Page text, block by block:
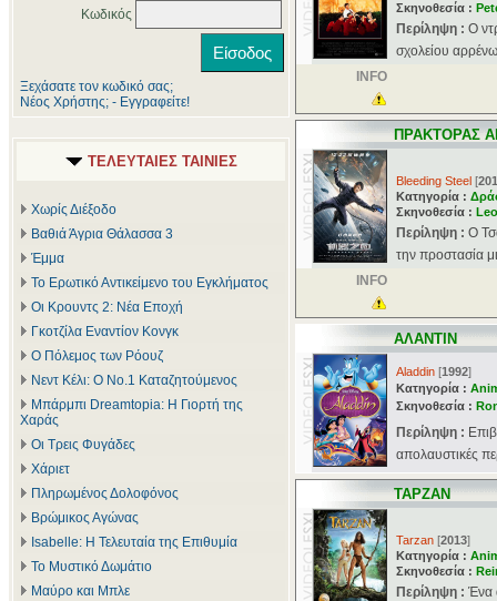
Κωδικός
Ξεχάσατε τον κωδικό σας;
Νέος Χρήστης; - Εγγραφείτε!
ΤΕΛΕΥΤΑΙΕΣ ΤΑΙΝΙΕΣ
Χωρίς Διέξοδο
Βαθιά Άγρια Θάλασσα 3
Έμμα
Το Ερωτικό Αντικείμενο του Εγκλήματος
Οι Κρουντς 2: Νέα Εποχή
Γκοτζίλα Εναντίον Κονγκ
Ο Πόλεμος των Ρόουζ
Νεντ Κέλι: Ο Νο.1 Καταζητούμενος
Μπάρμπι Dreamtopia: Η Γιορτή της
Χαράς
Οι Τρεις Φυγάδες
Χάριετ
Πληρωμένος Δολοφόνος
Βρώμικος Αγώνας
Isabelle: Η Τελευταία της Επιθυμία
Το Μυστικό Δωμάτιο
Μαύρο και Μπλε
Σκηνοθεσία :
Περίληψη : Ο
σχολείου
INFO
ΠΡΑΚΤΟΡΑΣ
Bleeding Steel [
Κατηγορία :
Σκηνοθεσία :
Περίληψη : Ο
την προστασία
INFO
ΑΛΑΝΤΙΝ
Aladdin [1992]
Κατηγορία :
Σκηνοθεσία :
Περίληψη :
απολαυστικές
ΤΑΡΖΑΝ
Tarzan [2013]
Κατηγορία :
Σκηνοθεσία :
Περίληψη : Ένα